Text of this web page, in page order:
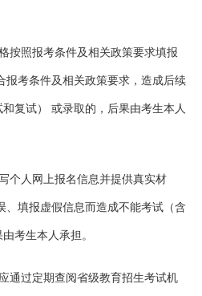
按照报考条件及相关政策要求填报
报考条件及相关政策要求，造成后续
复试） 或录取的，后果由考生本人
个人网上报名信息并提供真实材
填报虚假信息而造成不能考试（含
考生本人承担。
通过定期查阅省级教育招生考试机